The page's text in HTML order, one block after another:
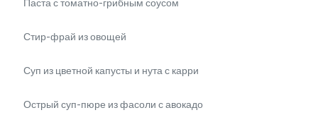
Паста с томатно-грибным соусом
Стир-фрай из овощей
Суп из цветной капусты и нута с карри
Острый суп-пюре из фасоли с авокадо